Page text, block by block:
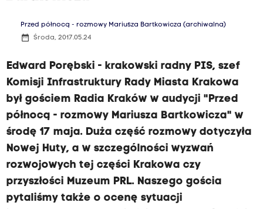
Przed północą - rozmowy Mariusza Bartkowicza (archiwalna)
date_range Środa, 2017.05.24
Edward Porębski - krakowski radny PIS, szef
Komisji Infrastruktury Rady Miasta Krakowa
był gościem Radia Kraków w audycji "Przed
północą - rozmowy Mariusza Bartkowicza" w
środę 17 maja. Duża część rozmowy dotyczyła
Nowej Huty, a w szczególności wyzwań
rozwojowych tej części Krakowa czy
przyszłości Muzeum PRL. Naszego gościa
pytaliśmy także o ocenę sytuacji